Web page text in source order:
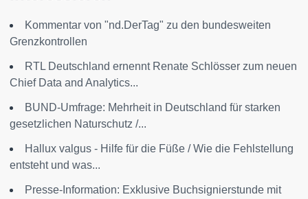
Kommentar von "nd.DerTag" zu den bundesweiten
Grenzkontrollen
RTL Deutschland ernennt Renate Schlösser zum neuen
Chief Data and Analytics...
BUND-Umfrage: Mehrheit in Deutschland für starken
gesetzlichen Naturschutz /...
Hallux valgus - Hilfe für die Füße / Wie die Fehlstellung
entsteht und was...
Presse-Information: Exklusive Buchsignierstunde mit